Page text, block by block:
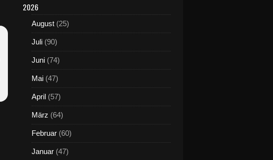
2026
August (25)
Juli (90)
Juni (74)
Mai (47)
April (57)
März (64)
Februar (60)
Januar (47)